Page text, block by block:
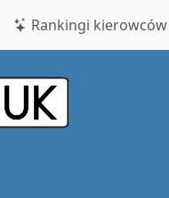
Rankingi kierowców